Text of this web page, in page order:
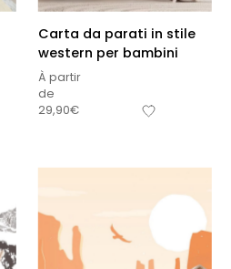
Carta da parati in stile
western per bambini
À partir
de
29,90€